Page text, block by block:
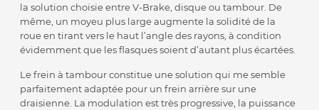
la solution choisie entre V-Brake, disque ou tambour. De
même, un moyeu plus large augmente la solidité de la
roue en tirant vers le haut l’angle des rayons, à condition
évidemment que les flasques soient d’autant plus écartées.
Le frein à tambour constitue une solution qui me semble
parfaitement adaptée pour un frein arrière sur une
draisienne. La modulation est très progressive, la puissance